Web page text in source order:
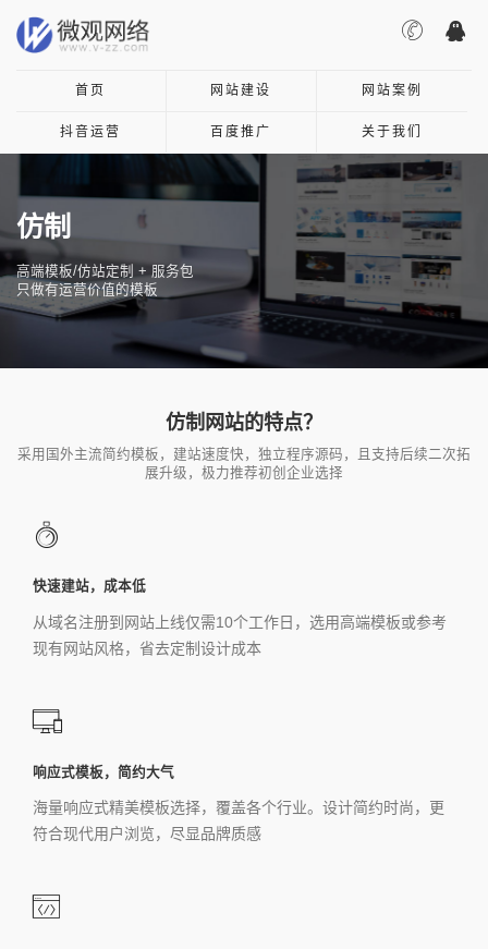
首页 网站建设 网站案例
抖音运营 百度推广 关于我们
仿制
高端模板/仿站定制 + 服务包
只做有运营价值的模板
仿制网站的特点？
采用国外主流简约模板，建站速度快，独立程序源码，且支持后续二次拓
展升级，极力推荐初创企业选择
快速建站，成本低
从域名注册到网站上线仅需10个工作日，选用高端模板或参考
现有网站风格，省去定制设计成本
响应式模板，简约大气
海量响应式精美模板选择，覆盖各个行业。设计简约时尚，更
符合现代用户浏览，尽显品牌质感